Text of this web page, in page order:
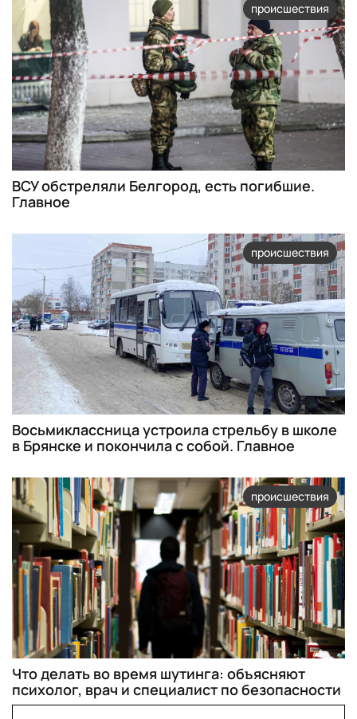
происшествия
ВСУ обстреляли Белгород, есть погибшие.
Главное
происшествия
Восьмиклассница устроила стрельбу в школе
в Брянске и покончила с собой. Главное
происшествия
Что делать во время шутинга: объясняют
психолог, врач и специалист по безопасности